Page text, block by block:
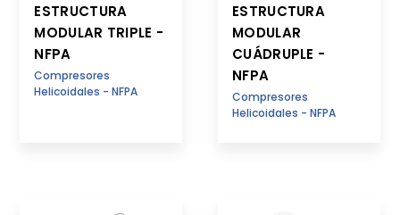
ESTRUCTURA
MODULAR TRIPLE -
NFPA
Compresores
Helicoidales - NFPA
ESTRUCTURA
MODULAR
CUÁDRUPLE -
NFPA
Compresores
Helicoidales - NFPA